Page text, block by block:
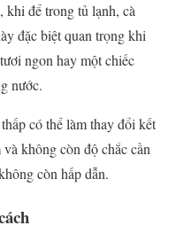
để trong tủ lạnh, cà
đặc biệt quan trọng khi
ngon hay một chiếc
nước.
có thể làm thay đổi kết
không còn độ chắc cần
còn hấp dẫn.